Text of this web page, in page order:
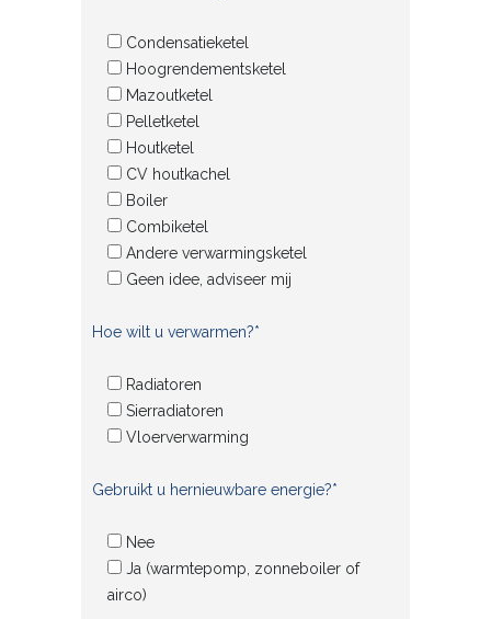
Condensatieketel
Hoogrendementsketel
Mazoutketel
Pelletketel
Houtketel
CV houtkachel
Boiler
Combiketel
Andere verwarmingsketel
Geen idee, adviseer mij
Hoe wilt u verwarmen?*
Radiatoren
Sierradiatoren
Vloerverwarming
Gebruikt u hernieuwbare energie?*
Nee
Ja (warmtepomp, zonneboiler of
airco)